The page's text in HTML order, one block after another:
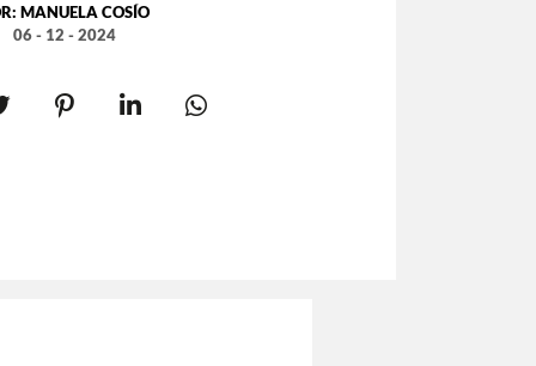
MANUELA COSÍO
06 - 12 - 2024